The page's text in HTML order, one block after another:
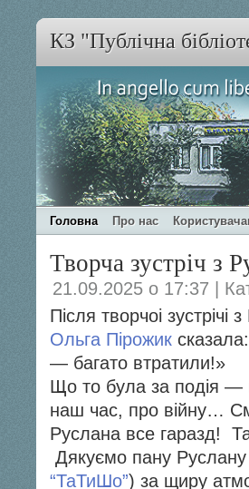
КЗ "Публічна
Головна Про нас
Творча зустріч з
21.09.2025 о 17:37 |
Після творчоі
Ольга Пірожик
— багато втратили!»
Що то була за подія —
наш час, про війну…
Руслана все гаразд!
Дякуємо пану Руслану
“ТаТиШо”) за щиру